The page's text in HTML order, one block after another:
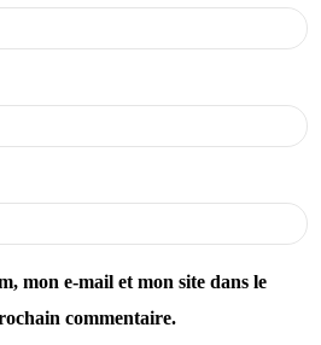
mon e-mail et mon site dans le
commentaire.